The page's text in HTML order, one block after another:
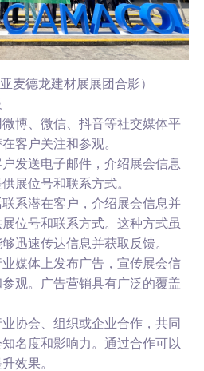
麦德龙建材展展团合影）
、微信、抖音等社交媒体平
客户关注和参观。
送电子邮件，介绍展会信息
展位号和联系方式。
潜在客户，介绍展会信息并
位号和联系方式。这种方式虽
迅速传达信息并获取反馈。
体上发布广告，宣传展会信
观。广告营销具有广泛的覆盖
会、组织或企业合作，共同
名度和影响力。通过合作可以
效果。